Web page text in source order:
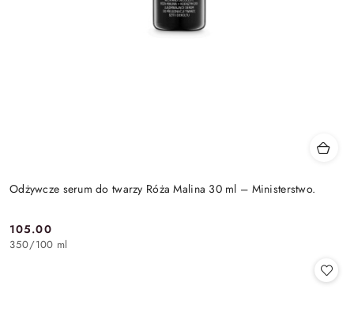
Odżywcze serum do twarzy Róża Malina 30 ml – Ministerstwo.
Cena:
105.00
350/100 ml